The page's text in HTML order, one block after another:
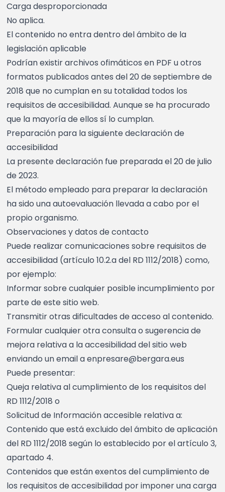
Carga desproporcionada
No aplica.
El contenido no entra dentro del ámbito de la
legislación aplicable
Podrían existir archivos ofimáticos en PDF u otros
formatos publicados antes del 20 de septiembre de
2018 que no cumplan en su totalidad todos los
requisitos de accesibilidad. Aunque se ha procurado
que la mayoría de ellos sí lo cumplan.
Preparación para la siguiente declaración de
accesibilidad
La presente declaración fue preparada el 20 de julio
de 2023.
El método empleado para preparar la declaración
ha sido una autoevaluación llevada a cabo por el
propio organismo.
Observaciones y datos de contacto
Puede realizar comunicaciones sobre requisitos de
accesibilidad (artículo 10.2.a del RD 1112/2018) como,
por ejemplo:
Informar sobre cualquier posible incumplimiento por
parte de este sitio web.
Transmitir otras dificultades de acceso al contenido.
Formular cualquier otra consulta o sugerencia de
mejora relativa a la accesibilidad del sitio web
enviando un email a enpresare@bergara.eus
Puede presentar:
Queja relativa al cumplimiento de los requisitos del
RD 1112/2018 o
Solicitud de Información accesible relativa a:
Contenido que está excluido del ámbito de aplicación
del RD 1112/2018 según lo establecido por el artículo 3,
apartado 4.
Contenidos que están exentos del cumplimiento de
los requisitos de accesibilidad por imponer una carga